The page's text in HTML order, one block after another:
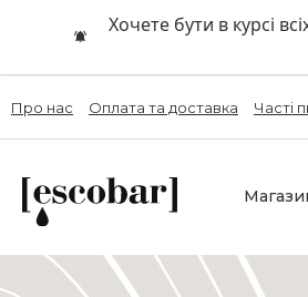
Хочете бути в курсі
Про нас Оплата та доставка Часті